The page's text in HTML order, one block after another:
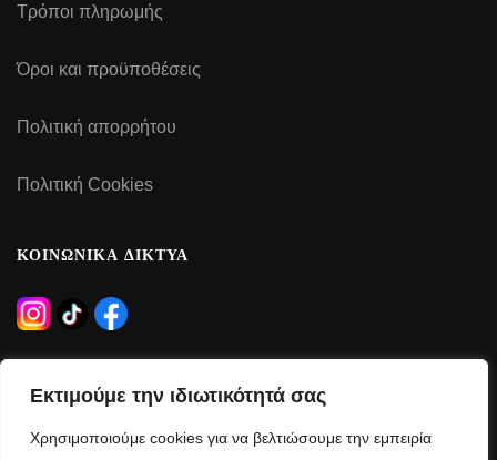
Εκτιμούμε την ιδιωτικότητά σας
Χρησιμοποιούμε cookies για να βελτιώσουμε την εμπειρία
Τρόποι πληρωμής
Όροι και προϋποθέσεις
Πολιτική απορρήτου
Πολιτική Cookies
ΚΟΙΝΩΝΙΚΑ ΔΙΚΤΥΑ
Δευτέρα – Τρίτη – Πέμπτη – Παρασκευή: